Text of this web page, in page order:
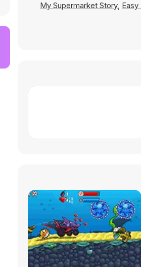
My Supermarket Story,